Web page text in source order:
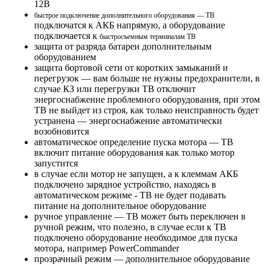
12В
быстрое подключение дополнительного оборудования — TB
подключатся к АКБ напрямую, а оборудование
подключается к быстросъемным терминалам TB
защита от разряда батареи дополнительным
оборудованием
защита бортовой сети от коротких замыканий и
перегрузок — вам больше не нужны предохранители, в
случае КЗ или перегрузки TB отключит
энергоснабжение проблемного оборудования, при этом
TB не выйдет из строя, как только неисправность будет
устранена — энергоснабжение автоматически
возобновится
автоматическое определение пуска мотора — TB
включит питание оборудования как только мотор
запустится
в случае если мотор не запущен, а к клеммам АКБ
подключено зарядное устройство, находясь в
автоматическом режиме - TB не будет подавать
питание на дополнительное оборудование
ручное управление — TB может быть переключен в
ручной режим, что полезно, в случае если к TB
подключено оборудование необходимое для пуска
мотора, например PowerCommander
прозрачный режим — дополнительное оборудование